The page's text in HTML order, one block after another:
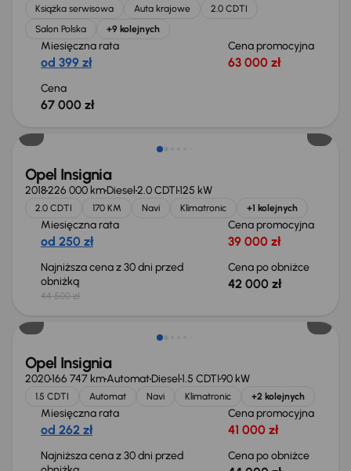
Książka serwisowa Auta krajowe
2.0 CDTI
Salon Polska
+9 kolejnych
Miesięczna rata
od 399 zł
Cena promocyjna
63 000 zł
Cena
67 000 zł
Taniej o 2 500 zł
Opel Insignia
2018226 000 kmDiesel2.0 CDTI125 kW
2.0 CDTI 170 KM Navi Klimatronic +1 kolejnych
Miesięczna rata
od 250 zł
Cena promocyjna
39 000 zł
Najniższa cena z 30 dni przed
obniżką
44 500 zł
Cena po obniżce
42 000 zł
Taniej o 1 000 zł
Opel Insignia
2020166 747 kmAutomatDiesel1.5 CDTI90 kW
1.5 CDTI Automat Navi Klimatronic +2 kolejnych
Miesięczna rata
od 262 zł
Cena promocyjna
41 000 zł
Najniższa cena z 30 dni przed
Cena po obniżce